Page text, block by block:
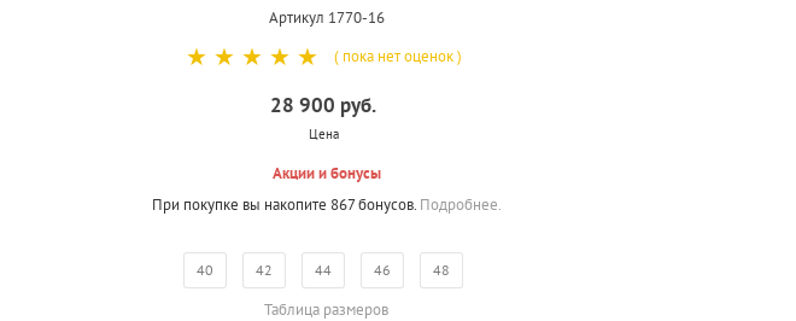
Артикул 1770-16
☆
☆
☆
☆
☆ ( пока нет оценок )
28 900 руб.
Цена
Акции и бонусы
При покупке вы накопите 867 бонусов. Подробнее.
40 42 44 46 48
Таблица размеров